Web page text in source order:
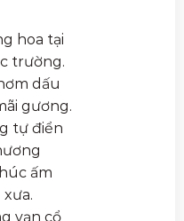
hoa tại
trường.
dấu
gương.
tự điển
ấm
vạn cổ